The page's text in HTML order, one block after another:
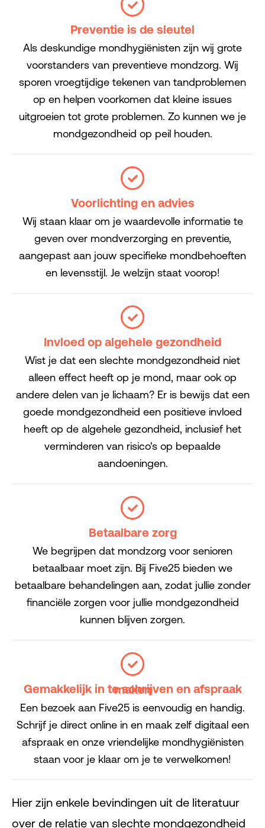
Preventie is de sleutel
Als deskundige mondhygiënisten zijn wij grote
voorstanders van preventieve mondzorg. Wij
sporen vroegtijdige tekenen van tandproblemen
op en helpen voorkomen dat kleine issues
uitgroeien tot grote problemen. Zo kunnen we je
mondgezondheid op peil houden.
Voorlichting en advies
Wij staan klaar om je waardevolle informatie te
geven over mondverzorging en preventie,
aangepast aan jouw specifieke mondbehoeften
en levensstijl. Je welzijn staat voorop!
Invloed op algehele gezondheid
Wist je dat een slechte mondgezondheid niet
alleen effect heeft op je mond, maar ook op
andere delen van je lichaam? Er is bewijs dat een
goede mondgezondheid een positieve invloed
heeft op de algehele gezondheid, inclusief het
verminderen van risico's op bepaalde
aandoeningen.
Betaalbare zorg
We begrijpen dat mondzorg voor senioren
betaalbaar moet zijn. Bij Five25 bieden we
betaalbare behandelingen aan, zodat jullie zonder
financiële zorgen voor jullie mondgezondheid
kunnen blijven zorgen.
Gemakkelijk in te schrijven en afspraak maken
Een bezoek aan Five25 is eenvoudig en handig.
Schrijf je direct online in en maak zelf digitaal een
afspraak en onze vriendelijke mondhygiënisten
staan ​​voor je klaar om je te verwelkomen!
Hier zijn enkele bevindingen uit de literatuur
over de relatie van slechte mondgezondheid